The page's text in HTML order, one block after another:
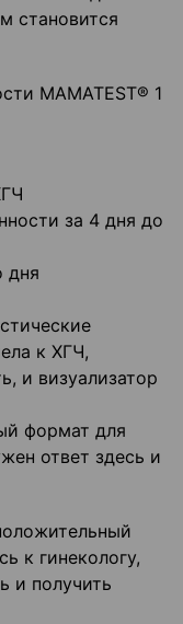
становится
MAMATEST® 1
за 4 дня до
дня
к ХГЧ,
и визуализатор
формат для
ответ здесь и
к гинекологу,
и получить